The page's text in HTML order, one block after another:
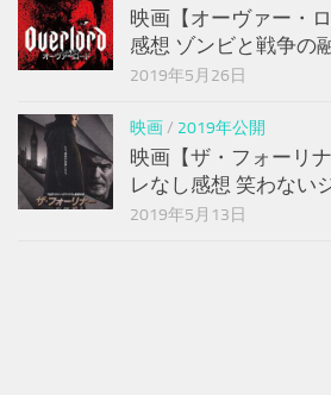
映画【オーヴァー・
感想 ゾンビと戦争の
2019年5月26日
映画/ 2019年公開
映画【ザ・フォーリ
レなし感想 笑わない
2019年5月13日